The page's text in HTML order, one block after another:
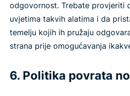
odgovornost. Trebate provjeriti
uvjetima takvih alatima i da
temelju kojih ih pružaju
strana prije omogućavanja
6. Politika povrata